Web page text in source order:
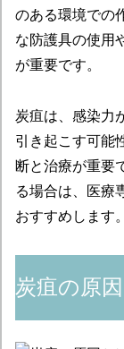
のある環境での
な防護具の使用
が重要です。
炭疽は、感染力
引き起こす可能
断と治療が重要
る場合は、医療
おすすめします。
炭疽の原